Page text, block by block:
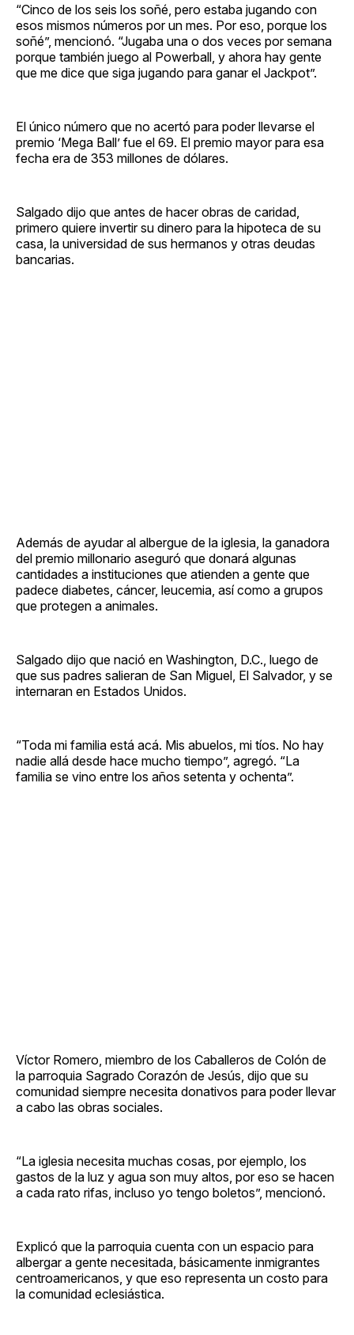
“Cinco de los seis los soñé, pero estaba jugando con
esos mismos números por un mes. Por eso, porque los
soñé”, mencionó. “Jugaba una o dos veces por semana
porque también juego al Powerball, y ahora hay gente
que me dice que siga jugando para ganar el Jackpot”.
El único número que no acertó para poder llevarse el
premio ‘Mega Ball’ fue el 69. El premio mayor para esa
fecha era de 353 millones de dólares.
Salgado dijo que antes de hacer obras de caridad,
primero quiere invertir su dinero para la hipoteca de su
casa, la universidad de sus hermanos y otras deudas
bancarias.
Además de ayudar al albergue de la iglesia, la ganadora
del premio millonario aseguró que donará algunas
cantidades a instituciones que atienden a gente que
padece diabetes, cáncer, leucemia, así como a grupos
que protegen a animales.
Salgado dijo que nació en Washington, D.C., luego de
que sus padres salieran de San Miguel, El Salvador, y se
internaran en Estados Unidos.
“Toda mi familia está acá. Mis abuelos, mi tíos. No hay
nadie allá desde hace mucho tiempo”, agregó. “La
familia se vino entre los años setenta y ochenta”.
Víctor Romero, miembro de los Caballeros de Colón de
la parroquia Sagrado Corazón de Jesús, dijo que su
comunidad siempre necesita donativos para poder llevar
a cabo las obras sociales.
“La iglesia necesita muchas cosas, por ejemplo, los
gastos de la luz y agua son muy altos, por eso se hacen
a cada rato rifas, incluso yo tengo boletos”, mencionó.
Explicó que la parroquia cuenta con un espacio para
albergar a gente necesitada, básicamente inmigrantes
centroamericanos, y que eso representa un costo para
la comunidad eclesiástica.